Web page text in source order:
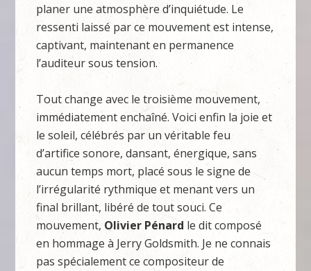
planer une atmosphère d’inquiétude. Le
ressenti laissé par ce mouvement est intense,
captivant, maintenant en permanence
l’auditeur sous tension.
Tout change avec le troisième mouvement,
immédiatement enchaîné. Voici enfin la joie et
le soleil, célébrés par un véritable feu
d’artifice sonore, dansant, énergique, sans
aucun temps mort, placé sous le signe de
l’irrégularité rythmique et menant vers un
final brillant, libéré de tout souci. Ce
mouvement, Olivier Pénard le dit composé
en hommage à Jerry Goldsmith. Je ne connais
pas spécialement ce compositeur de